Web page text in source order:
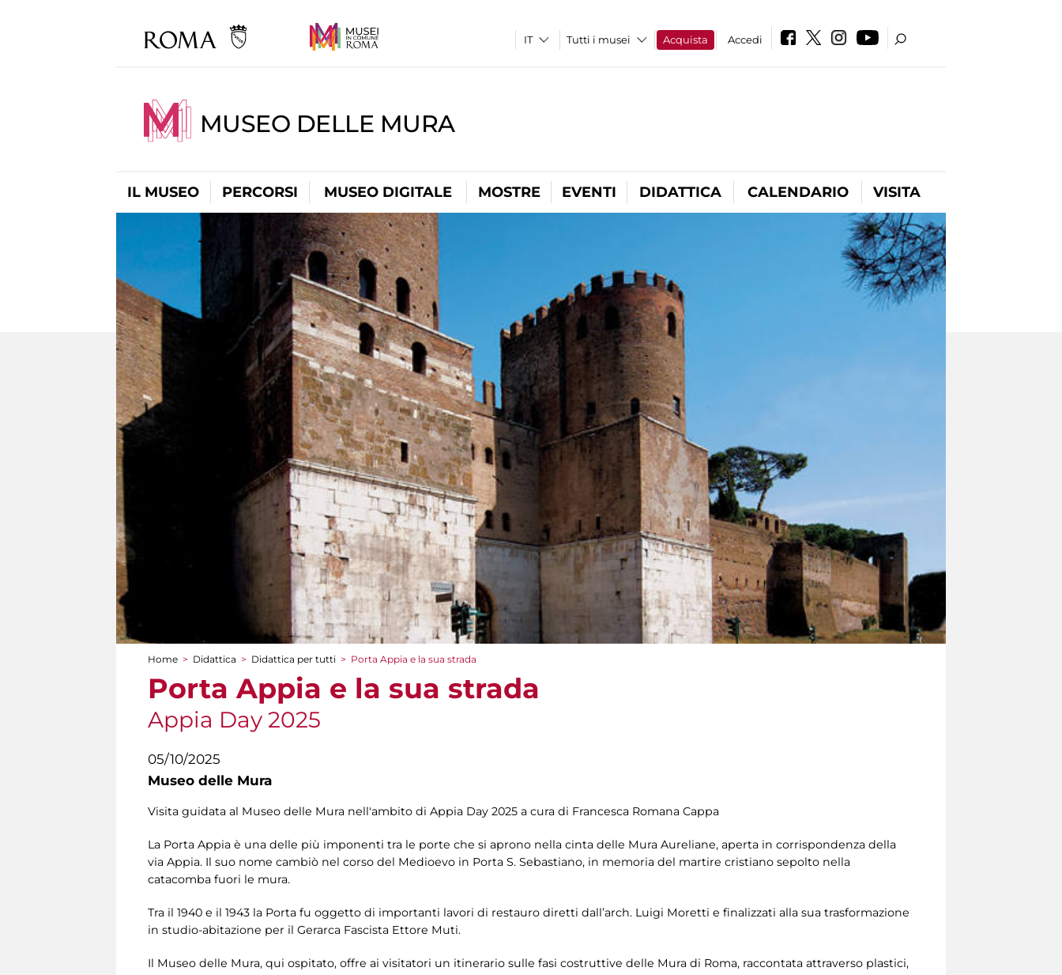
Tutti i musei Acquista Accedi
MUSEO DELLE MURA
IL MUSEO PERCORSI MUSEO DIGITALE MOSTRE EVENTI DIDATTICA CALENDARIO VISITA
Tu sei qui
Home > Didattica > Didattica per tutti > Porta Appia e la sua strada
Porta Appia e la sua strada
Appia Day 2025
05/10/2025
Museo delle Mura
Visita guidata al Museo delle Mura nell'ambito di Appia Day 2025 a cura di Francesca Romana Cappa
La Porta Appia è una delle più imponenti tra le porte che si aprono nella cinta delle Mura Aureliane, aperta in corrispondenza della
via Appia. Il suo nome cambiò nel corso del Medioevo in Porta S. Sebastiano, in memoria del martire cristiano sepolto nella
catacomba fuori le mura.
Tra il 1940 e il 1943 la Porta fu oggetto di importanti lavori di restauro diretti dall’arch. Luigi Moretti e finalizzati alla sua trasformazione
in studio-abitazione per il Gerarca Fascista Ettore Muti.
Il Museo delle Mura, qui ospitato, offre ai visitatori un itinerario sulle fasi costruttive delle Mura di Roma, raccontata attraverso plastici,